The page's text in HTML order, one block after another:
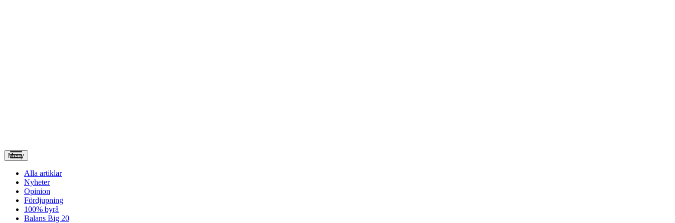
Meny
Alla artiklar
Nyheter
Opinion
Fördjupning
100% byrå
Balans Big 20